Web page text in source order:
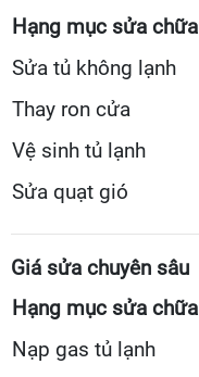
Hạng mục sửa chữa
Sửa tủ không lạnh
Thay ron cửa
Vệ sinh tủ lạnh
Sửa quạt gió
Giá sửa chuyên sâu
Hạng mục sửa chữa
Nạp gas tủ lạnh